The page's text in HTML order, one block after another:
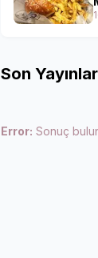
Son Yayınlar
Error: Sonuç